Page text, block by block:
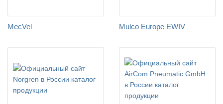
MecVel Mulco Europe EWIV